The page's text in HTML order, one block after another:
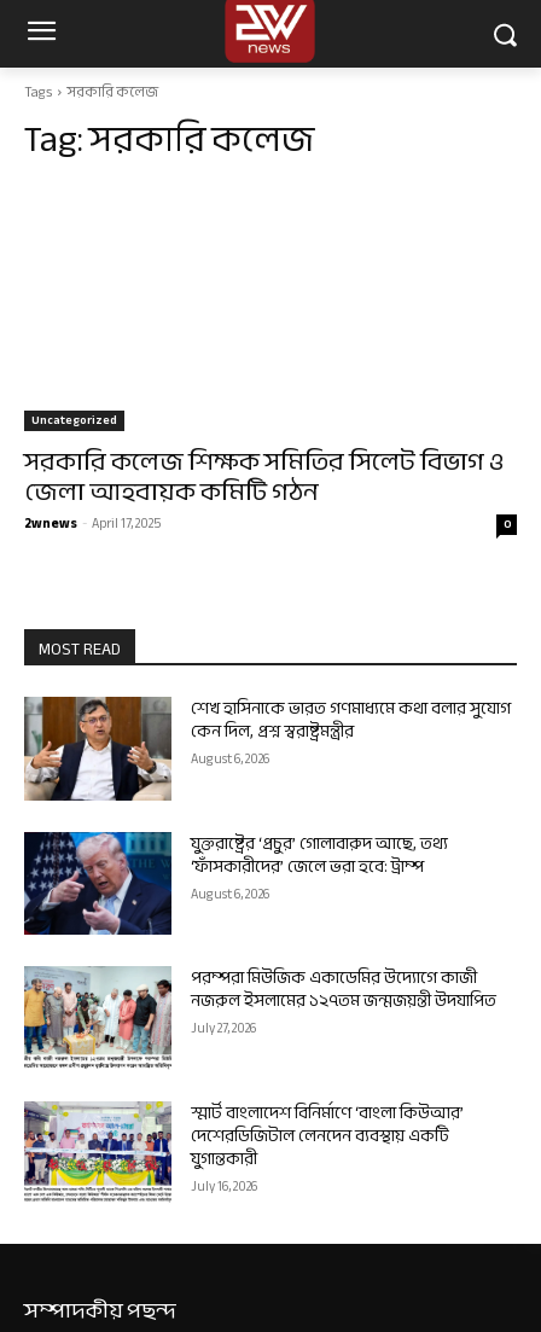
Tags সরকারি কলেজ
Tag:সরকারি কলেজ
Uncategorized
সরকারি কলেজ শিক্ষক সমিতির সিলেট বিভাগ ও
জেলা আহবায়ক কমিটি গঠন
2wnews -April 17, 2025 0
MOST READ
শেখ হাসিনাকে ভারত গণমাধ্যমে কথা বলার সুযোগ
কেন দিল, প্রশ্ন স্বরাষ্ট্রমন্ত্রীর
August 6, 2026
যুক্তরাষ্ট্রের ‘প্রচুর’ গোলাবারুদ আছে, তথ্য
‘ফাঁসকারীদের’ জেলে ভরা হবে: ট্রাম্প
August 6, 2026
পরম্পরা মিউজিক একাডেমির উদ্যোগে কাজী
নজরুল ইসলামের ১২৭তম জন্মজয়ন্তী উদযাপিত
July 27, 2026
স্মার্ট বাংলাদেশ বিনির্মাণে ‘বাংলা কিউআর’
দেশেরডিজিটাল লেনদেন ব্যবস্থায় একটি
যুগান্তকারী
July 16, 2026
সম্পাদকীয় পছন্দ